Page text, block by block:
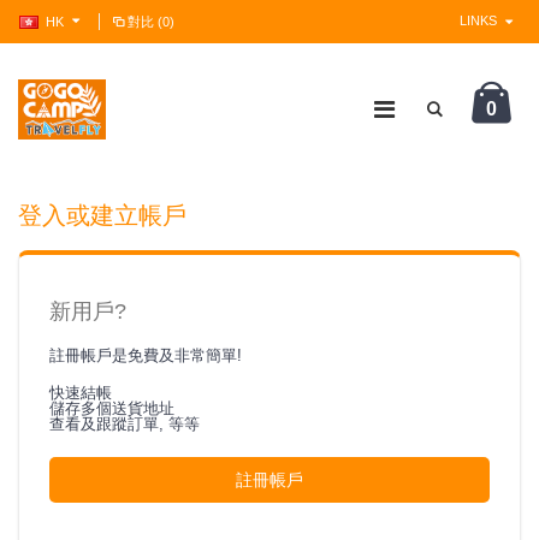
HK 對比 (0) LINKS
0
登入或建立帳戶
新用戶?
註冊帳戶是免費及非常簡單!
快速結帳
儲存多個送貨地址
查看及跟蹤訂單, 等等
註冊帳戶